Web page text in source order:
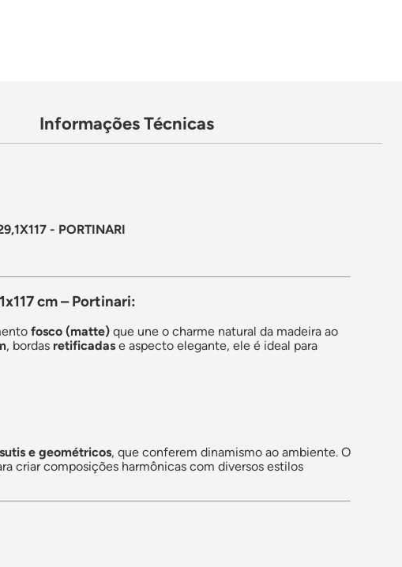
Informações Técnicas
- PORTINARI
cm – Portinari:
fosco (matte) que une o charme natural da madeira ao
, bordas retificadas e aspecto elegante, ele é ideal para
e geométricos, que conferem dinamismo ao ambiente. O
criar composições harmônicas com diversos estilos